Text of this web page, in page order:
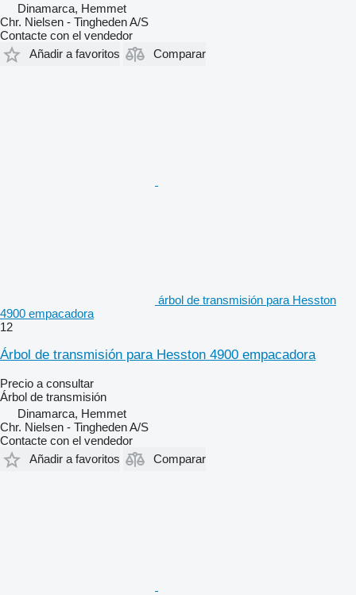
Dinamarca, Hemmet
Chr. Nielsen - Tingheden A/S
Contacte con el vendedor
Añadir a favoritos
Comparar
árbol de transmisión para Hesston
4900 empacadora
12
Árbol de transmisión para Hesston 4900 empacadora
Precio a consultar
Árbol de transmisión
Dinamarca, Hemmet
Chr. Nielsen - Tingheden A/S
Contacte con el vendedor
Añadir a favoritos
Comparar